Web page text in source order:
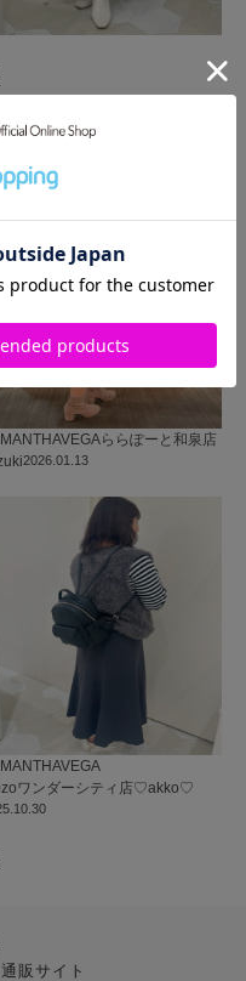
ーディネート
2026.01.13
ららぽーと和泉店
ワンダーシティ店♡akko♡
販サイト